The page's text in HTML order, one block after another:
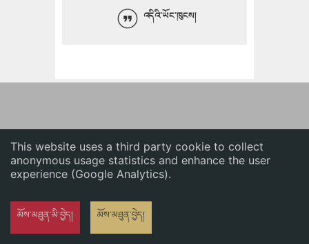
This website uses a third party cookie to collect
anonymous usage statistics and enhance the user
experience (Google Analytics).
མོས་མཐུན་མི་བྱེད། མོས་མཐུན་བྱེད།
ភាសាខ្មែរ
འདིའི་ཡོང་ཁུངས།